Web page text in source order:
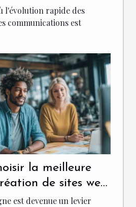
l'évolution rapide des
communications est
la meilleure
de sites web
est devenue un levier